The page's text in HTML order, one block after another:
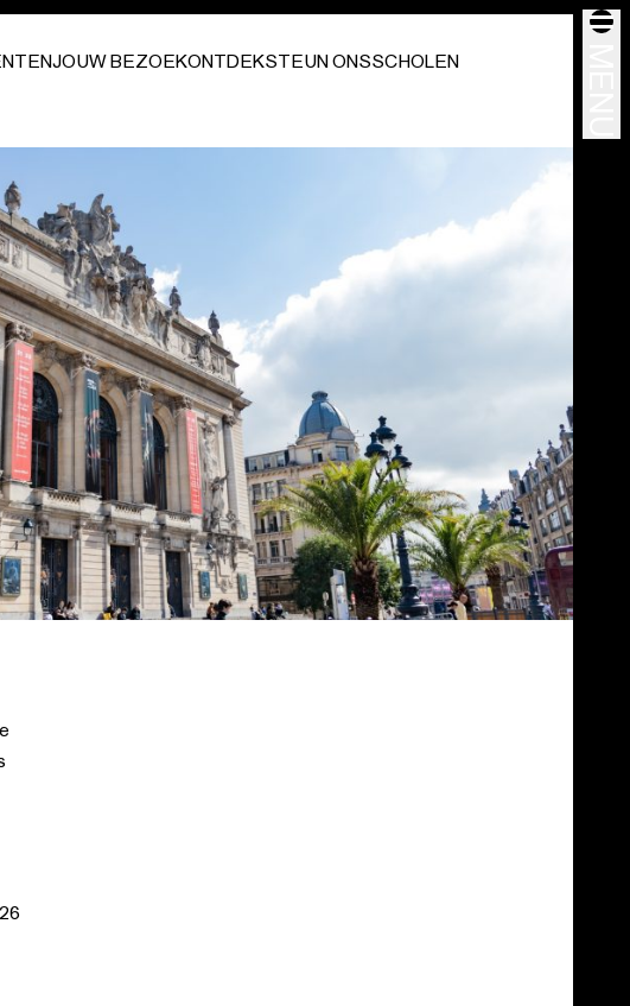
JOUW BEZOEKONTDEKSTEUN ONSSCHOLEN